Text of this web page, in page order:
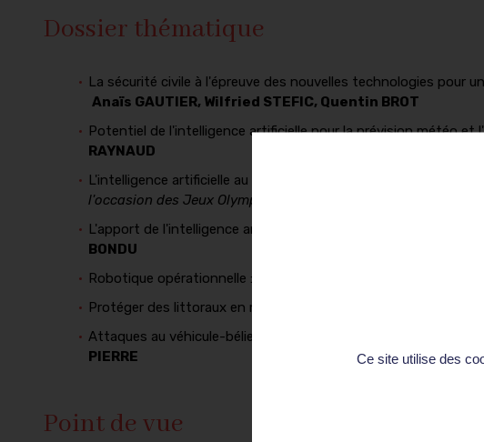
Dossier thématique
La sécurité civile à l'épreuve des nouvelles technologies pour
Anaïs GAUTIER, Wilfried STEFIC, Quentin BROT
Potentiel de l'intelligence artificielle pour la prévision météo
RAYNAUD
L'intelligence artificielle au service de la sécurité des transports.
l'occasion des Jeux Olympiques et Paralympiques de Paris
L'apport de l'intelligence artificielle à l'intelligence économique –
BONDU
Robotique opérationnelle : un levier stratégique pour la
Protéger des littoraux en mouvement : quel rôle pour les
Attaques au véhicule-bélier : nouvelles tendances, nouvelles
PIERRE
Point de vue
Ce site utilise des